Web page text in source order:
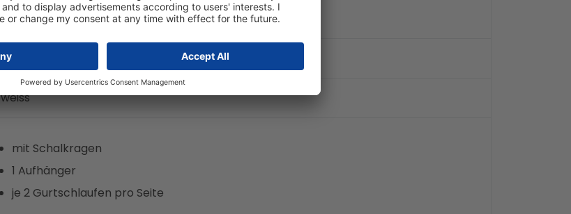
ca. 380 g/m2
S, M, L, XL und XXL
weiss
mit Schalkragen
1 Aufhänger
je 2 Gurtschlaufen pro Seite